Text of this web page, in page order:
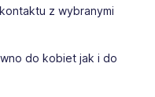
z wybranymi
do kobiet jak i do